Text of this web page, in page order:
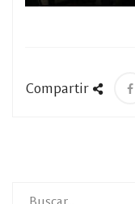
Compartir